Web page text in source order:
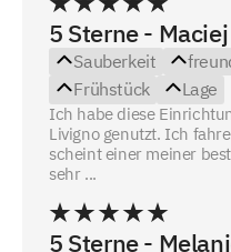
5 Sterne - Maciej
Sauberkeit
Frühstück
Lage
Ich habe diese
Livigno genutzt. Ich
scheint einer meiner
sehr ...
5 Sterne -